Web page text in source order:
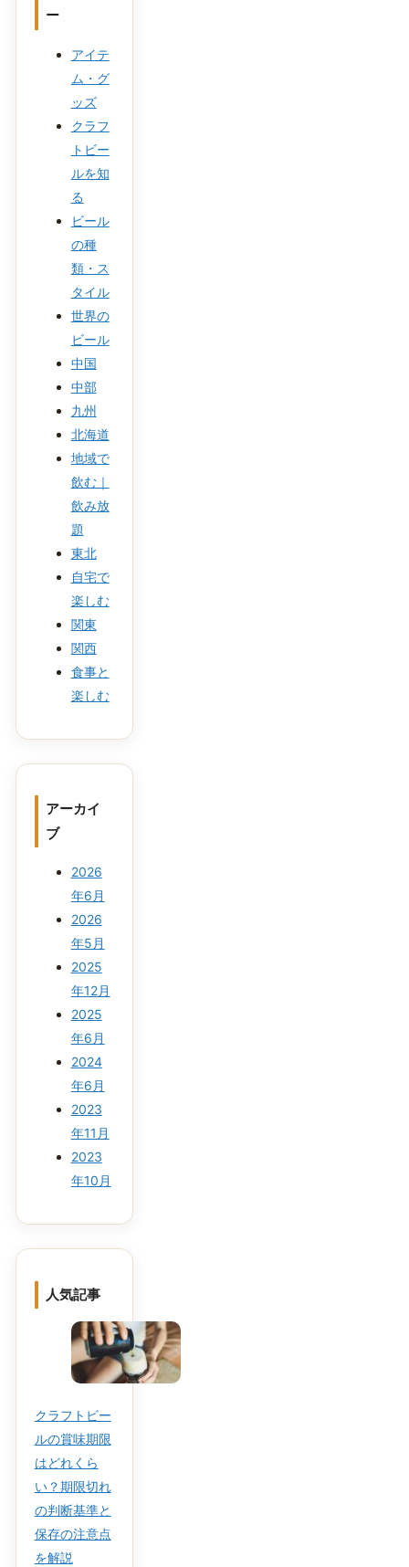
ー
アイテ
ム・グ
ッズ
クラフ
トビー
ルを知
る
ビール
の種
類・ス
タイル
世界の
ビール
中国
中部
九州
北海道
地域で
飲む｜
飲み放
題
東北
自宅で
楽しむ
関東
関西
食事と
楽しむ
アーカイ
ブ
2026
年6月
2026
年5月
2025
年12月
2025
年6月
2024
年6月
2023
年11月
2023
年10月
人気記事
クラフトビー
ルの賞味期限
はどれくら
い？期限切れ
の判断基準と
保存の注意点
を解説